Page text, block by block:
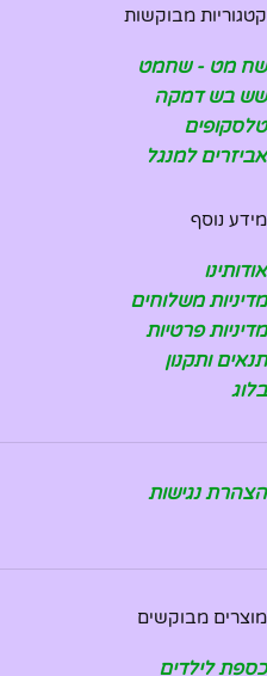
קטגוריות מבוקשות
שח מט - שחמט
שש בש דמקה
טלסקופים
אביזרים למנגל
מידע נוסף
אודותינו
מדיניות משלוחים
מדיניות פרטיות
תנאים ותקנון
בלוג
הצהרת נגישות
מוצרים מבוקשים
כספת לילדים